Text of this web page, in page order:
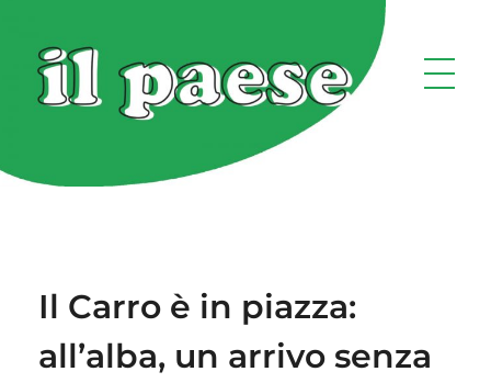
Il Carro è in piazza:
all’alba, un arrivo senza